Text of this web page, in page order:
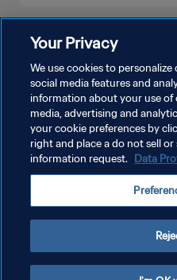
PRIVACY POLICY
GESTISCI LE TUE PREFERENZE PER
Copyright © 1994 - 2026 FIFA. Tutti i diritti
Your Privacy
We use cookies to
social media features and
information about your use of
media, advertising and
your cookie preferences by
right and place a do not sell
information request. Data